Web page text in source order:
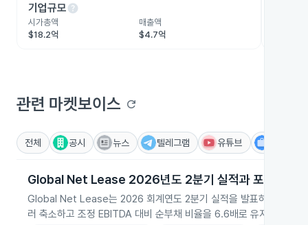
기업규모help
시가총액
$18.2억
매출액
$4.7억
관련 마켓보이스 refresh
전체 공시 뉴스 텔레그램 유튜브
Global Net Lease 2026년도 2분기 실적과 포트폴리
Global Net Lease는 2026 회계연도 2분기 실적을 발표하며 연초
러 축소하고 조정 EBITDA 대비 순부채 비율을 6.6배로 유지했다고